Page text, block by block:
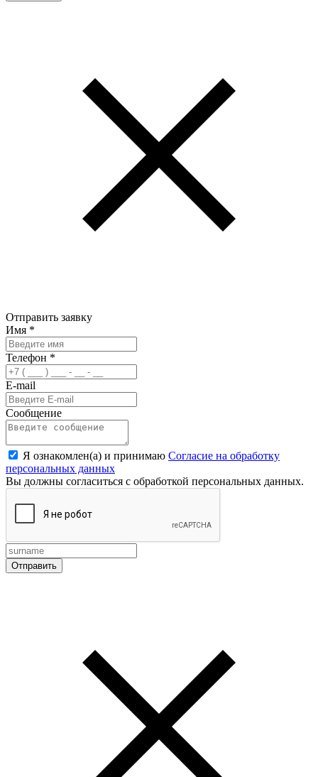
Отправить заявку
Имя *
Телефон *
E-mail
Сообщение
Я ознакомлен(а) и принимаю Согласие на обработку
персональных данных
Вы должны согласиться с обработкой персональных данных.